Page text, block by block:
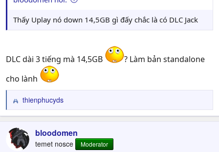
Thấy Uplay nó down 14,5GB gì đấy chắc là có DLC Jack
DLC dài 3 tiếng mà 14,5GB
? Làm bản standalone
cho lành
R
e
c
t
thienphucyds
bloodomen
temet nosce Moderator